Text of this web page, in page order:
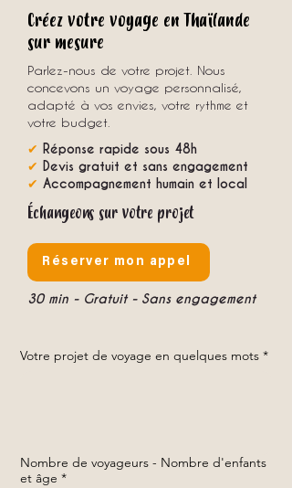
Créez votre voyage en Thaïlande
sur mesure
Parlez-nous de votre projet. Nous
concevons un voyage personnalisé,
adapté à vos envies, votre rythme et
votre budget.
✔ Réponse rapide sous 48h
✔ Devis gratuit et sans engagement
✔ Accompagnement humain et local
Échangeons sur votre projet
Réserver mon appel
30 min - Gratuit - Sans engagement
Votre projet de voyage en quelques mots *
Nombre de voyageurs - Nombre d'enfants
et âge *